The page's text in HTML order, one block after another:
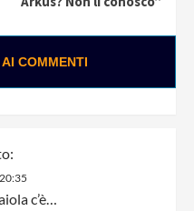
COMMENTI
c’è…